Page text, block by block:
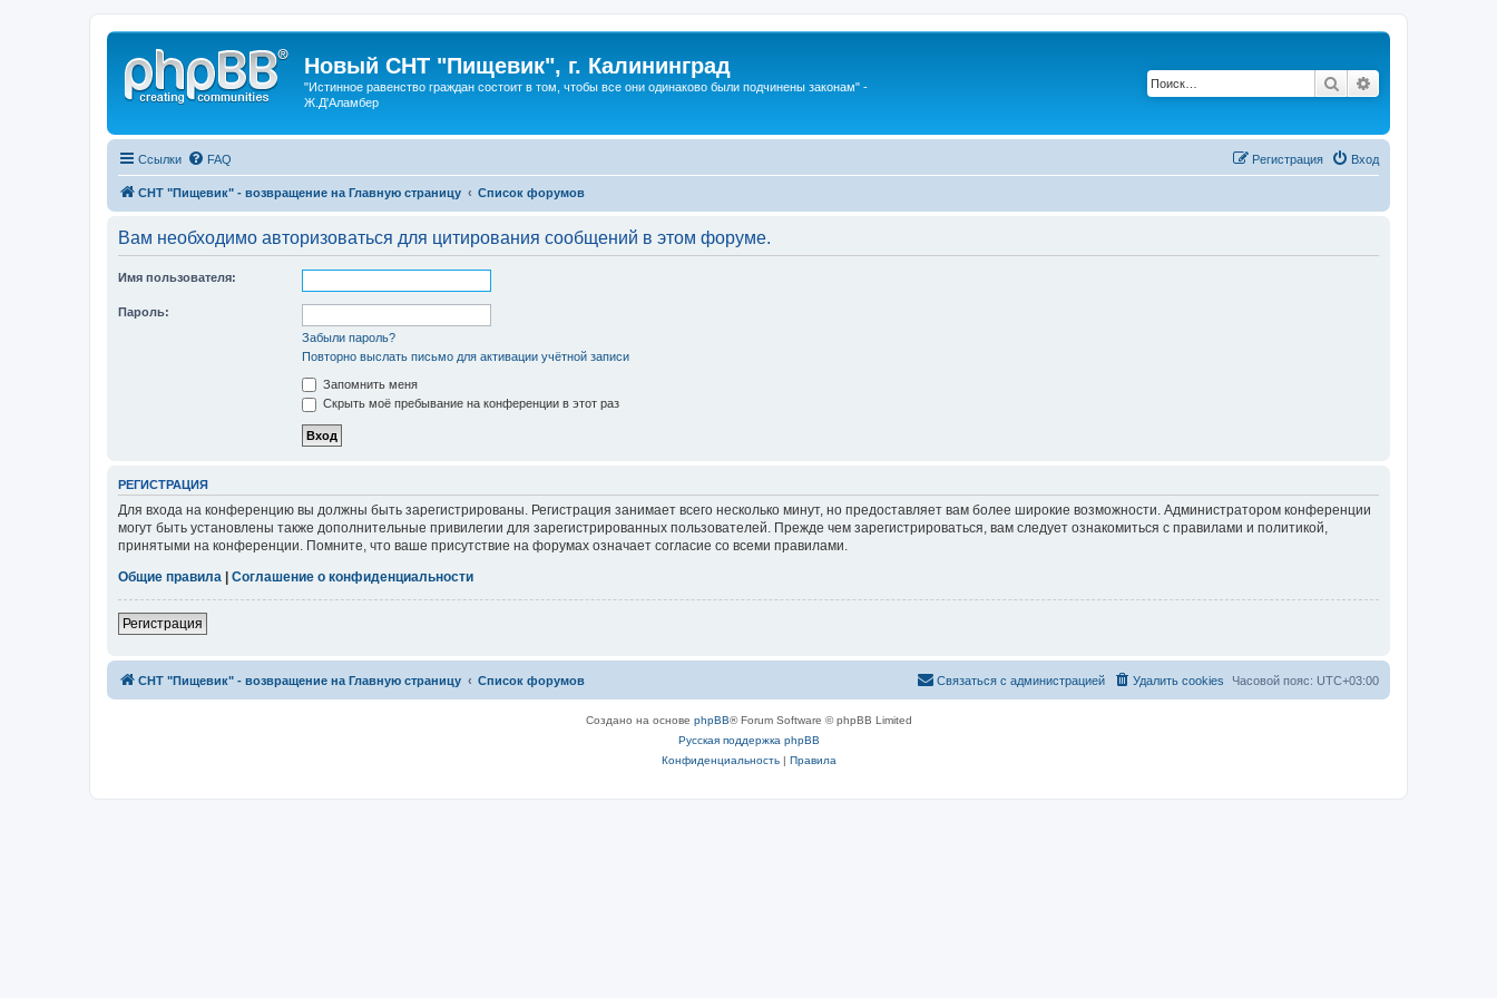
Новый СНТ "Пищевик", г. Калининград
"Истинное равенство граждан состоит в том, чтобы все они одинаково были подчинены законам" -
Ж.Д'Аламбер
Поиск
Ссылки FAQ Вход
Регистрация
СНТ "Пищевик" - возвращение на Главную страницу Список форумов
Вам необходимо авторизоваться для цитирования сообщений в этом форуме.
Имя пользователя:
Пароль:
Забыли пароль?
Повторно выслать письмо для активации учётной записи
Запомнить меня
Скрыть моё пребывание на конференции в этот раз
РЕГИСТРАЦИЯ
Для входа на конференцию вы должны быть зарегистрированы. Регистрация занимает всего несколько минут, но предоставляет вам более широкие возможности. Администратором конференции
могут быть установлены также дополнительные привилегии для зарегистрированных пользователей. Прежде чем зарегистрироваться, вам следует ознакомиться с правилами и политикой,
принятыми на конференции. Помните, что ваше присутствие на форумах означает согласие со всеми правилами.
Общие правила
Соглашение о конфиденциальности
Регистрация
СНТ "Пищевик" - возвращение на Главную страницу Список форумов Часовой пояс: UTC+03:00
Удалить cookies
Связаться с администрацией
Создано на основе phpBB® Forum Software © phpBB Limited
Русская поддержка phpBB
Конфиденциальность| Правила